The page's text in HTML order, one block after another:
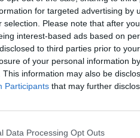
for targeted advertising by
selection. Please note that after
interest-based ads based on
to third parties prior to
of your personal information
This information may also be
Participants that may further
Data Processing Opt Outs
ότι με μεγάλες
Μόσχα αλλά σε όλη τη
λίγο χιόνι για να
να κόβεται το
της Αθήνας.